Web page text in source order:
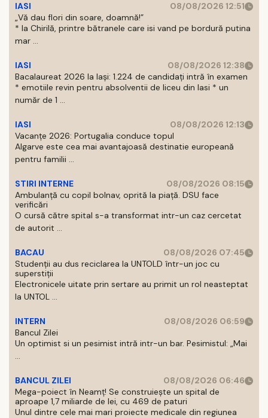
IASI
08/08/2026 12:51
„Vă dau flori din soare, doamnă!”
* la Chirilă, printre bătranele care isi vand pe bordură putina
mar ...
IASI
08/08/2026 12:38
Bacalaureat 2026 la Iași: 1.224 de candidați intră în examen
* emotiile revin pentru absolventii de liceu din Iasi * un
număr de 1 ...
IASI
08/08/2026 12:13
Vacanțe 2026: Portugalia conduce topul
Algarve este cea mai avantajoasă destinatie europeană
pentru familii ...
STIRI INTERNE
08/08/2026 08:15
Ambulanță cu copil bolnav, oprită la piață. DSU face
verificări
O cursă către spital s-a transformat intr-un caz cercetat
de autorit ...
BACAU
08/08/2026 07:45
Studenții au dus reciclarea la UNTOLD într-un joc cu
superstiții
Electronicele uitate prin sertare au primit un rol neasteptat
la UNTOL ...
INTERN
08/08/2026 06:59
Bancul Zilei
Un optimist si un pesimist intră intr-un bar. Pesimistul: „Mai
...
BANCUL ZILEI
08/08/2026 06:46
Mega-poiect în Neamț! Se construiește un spital de
aproape 1,7 miliarde de lei, cu 469 de paturi
Unul dintre cele mai mari proiecte medicale din regiunea